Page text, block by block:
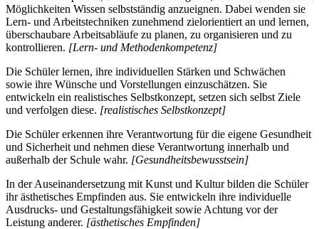
Möglichkeiten Wissen selbstständig anzueignen. Dabei wenden sie
Lern- und Arbeitstechniken zunehmend zielorientiert an und lernen,
überschaubare Arbeitsabläufe zu planen, zu organisieren und zu
kontrollieren. [Lern- und Methodenkompetenz]
Die Schüler lernen, ihre individuellen Stärken und Schwächen
sowie ihre Wünsche und Vorstellungen einzuschätzen. Sie
entwickeln ein realistisches Selbstkonzept, setzen sich selbst Ziele
und verfolgen diese. [realistisches Selbstkonzept]
Die Schüler erkennen ihre Verantwortung für die eigene Gesundheit
und Sicherheit und nehmen diese Verantwortung innerhalb und
außerhalb der Schule wahr. [Gesundheitsbewusstsein]
In der Auseinandersetzung mit Kunst und Kultur bilden die Schüler
ihr ästhetisches Empfinden aus. Sie entwickeln ihre individuelle
Ausdrucks- und Gestaltungsfähigkeit sowie Achtung vor der
Leistung anderer. [ästhetisches Empfinden]